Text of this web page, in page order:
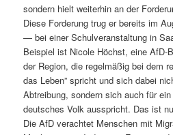
son­dern hielt weit­er­hin an der
Diese Forderung trug er bere­its im
— bei ein­er Schul­ver­anstal­tung in
Beispiel ist Nicole Höchst, eine AfD-
der Region, die regelmäßig bei dem
das Leben” spricht und sich dabei
Abtrei­bung, son­dern sich auch für
deutsches Volk ausspricht. Das ist
Die AfD ver­achtet Men­schen mit